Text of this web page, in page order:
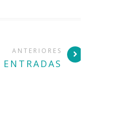
ANTERIORES
ENTRADAS